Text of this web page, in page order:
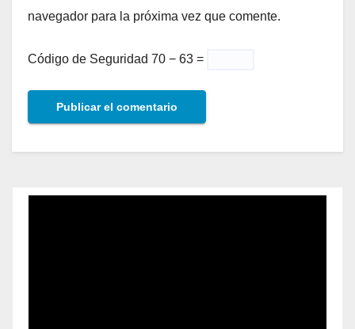
navegador para la próxima vez que comente.
Código de Seguridad 70 − 63 =